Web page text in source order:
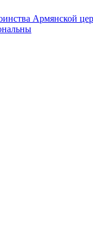
Армянской